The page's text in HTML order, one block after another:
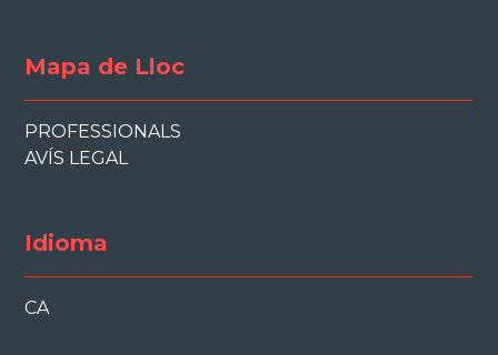
Mapa de Lloc
PROFESSIONALS
AVÍS LEGAL
Idioma
CA